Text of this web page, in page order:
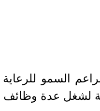
السمو
لشغل عدة وظائف